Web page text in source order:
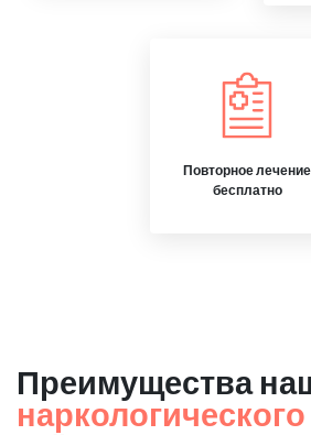
Повторное лечение
бесплатно
Преимущества
наркологического